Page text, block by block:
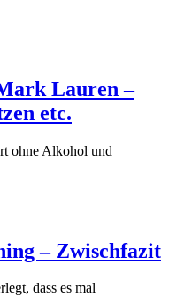
Lauren –
etc.
ohne Alkohol und
– Zwischfazit
dass es mal